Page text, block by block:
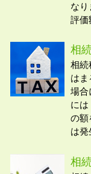
なり
評
相
相続
はま
場合
には
の額
は
相